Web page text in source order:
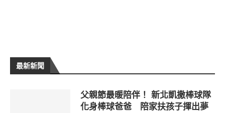
最新新聞
父親節最暖陪伴！ 新北凱撒棒球隊
化身棒球爸爸 陪家扶孩子揮出夢